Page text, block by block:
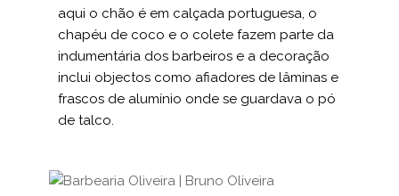
aqui o chão é em calçada portuguesa, o
chapéu de coco e o colete fazem parte da
indumentária dos barbeiros e a decoração
inclui objectos como afiadores de lâminas e
frascos de alumínio onde se guardava o pó
de talco.